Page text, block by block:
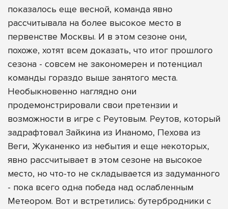
показалось еще весной, команда явно
рассчитывала на более высокое место в
первенстве Москвы. И в этом сезоне они,
похоже, хотят всем доказать, что итог прошлого
сезона - совсем не закономерен и потенциал
команды гораздо выше занятого места.
Необыкновенно наглядно они
продемонстрировали свои претензии и
возможности в игре с Реутовым. Реутов, который
задрафтовал Зайкина из Инаномо, Пехова из
Веги, Жуканенко из небытия и еще некоторых,
явно рассчитывает в этом сезоне на высокое
место, но что-то не складывается из задуманного
- пока всего одна победа над ослабленным
Метеором. Вот и встретились: бутербродники с